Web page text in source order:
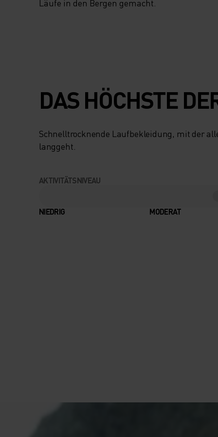
Läufe in den Bergen gemacht.
DAS HÖCHSTE
Schnelltrocknende Laufbekleidung, mit der
langgeht.
AKTIVITÄTSNIVEAU
NIEDRIG MODERAT